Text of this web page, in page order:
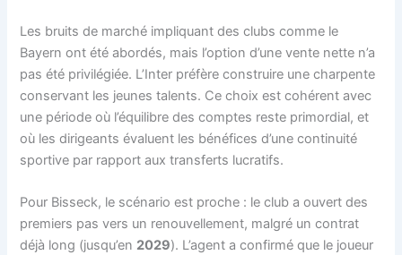
Les bruits de marché impliquant des clubs comme le
Bayern ont été abordés, mais l’option d’une vente nette n’a
pas été privilégiée. L’Inter préfère construire une charpente
conservant les jeunes talents. Ce choix est cohérent avec
une période où l’équilibre des comptes reste primordial, et
où les dirigeants évaluent les bénéfices d’une continuité
sportive par rapport aux transferts lucratifs.
Pour Bisseck, le scénario est proche : le club a ouvert des
premiers pas vers un renouvellement, malgré un contrat
déjà long (jusqu’en 2029). L’agent a confirmé que le joueur